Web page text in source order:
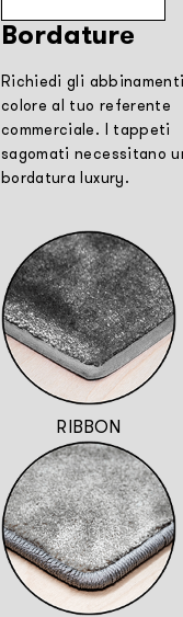
Bordature
Richiedi gli abbinamenti
colore al tuo referente
commerciale. I tappeti
sagomati necessitano
bordatura luxury.
RIBBON